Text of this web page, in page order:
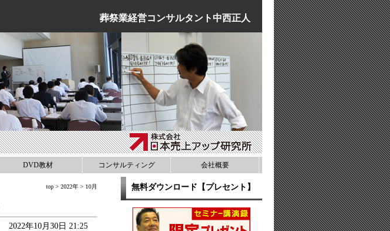
葬祭業経営コンサルタント中西正人
DVD教材 コンサルティング 会社概要
top > 2022年 > 10月
2022年10月30日 21:25
無料ダウンロード【プレセント】